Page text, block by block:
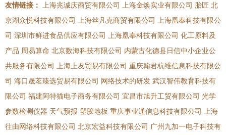
友情链接： 上海兆诚庆商贸有限公司 上海金焕实业有限公司 胎匠 北
京湖众悦科技有限公司
上海丝凡克商贸有限公司
上海凰奉科技有限公
司 深圳市鲜进食品供应有限公司 上海凰奉科技有限公司 化工原料及
产品 周易算命 北京数海科技有限公司 内蒙古化德县日信中小企业公
共服务有限公司
上海上友贸易有限公司 重庆翰君杭维信息科技有限公
司 海口晟茗臻选贸易有限公司 网络技术的研发 武汉智伟教育科技有
限公司 福建阿特猫电子商务有限公司 宜昌市旭升工贸有限公司 光学
参数检测仪器 天气预报 塑胶地板 重庆事业通信息科技有限公司
上海
往由网络科技有限公司 北京宏益科技有限公司 广州九加一电子科技有